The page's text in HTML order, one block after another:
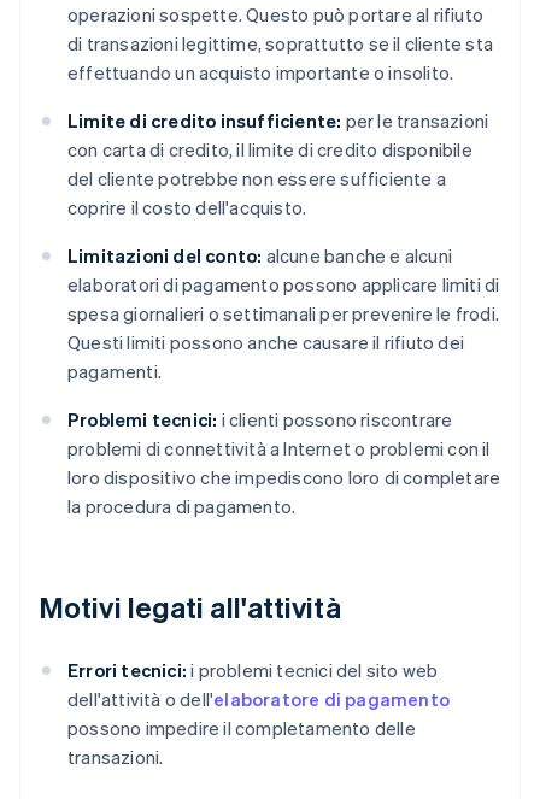
operazioni sospette. Questo può portare al rifiuto
di transazioni legittime, soprattutto se il cliente sta
effettuando un acquisto importante o insolito.
Limite di credito insufficiente: per le transazioni
con carta di credito, il limite di credito disponibile
del cliente potrebbe non essere sufficiente a
coprire il costo dell'acquisto.
Limitazioni del conto: alcune banche e alcuni
elaboratori di pagamento possono applicare limiti di
spesa giornalieri o settimanali per prevenire le frodi.
Questi limiti possono anche causare il rifiuto dei
pagamenti.
Problemi tecnici: i clienti possono riscontrare
problemi di connettività a Internet o problemi con il
loro dispositivo che impediscono loro di completare
la procedura di pagamento.
Motivi legati all'attività
Errori tecnici: i problemi tecnici del sito web
dell'attività o dell'elaboratore di pagamento
possono impedire il completamento delle
transazioni.